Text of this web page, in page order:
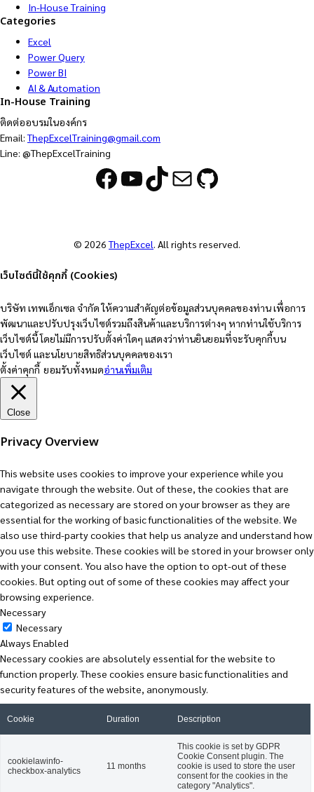
In-House Training
Categories
Excel
Power Query
Power BI
AI & Automation
In-House Training
ติดต่ออบรมในองค์กร
Email:ThepExcelTraining@gmail.com
Line: @ThepExcelTraining
Facebook YouTube TikTok Mail GitHub
© 2026ThepExcel. All rights reserved.
เว็บไซต์นี้ใช้คุกกี้ (Cookies)
บริษัท เทพเอ็กเซล จำกัด ให้ความสำคัญต่อข้อมูลส่วนบุคคลของท่าน เพื่อการ
พัฒนาและปรับปรุงเว็บไซต์รวมถึงสินค้าและบริการต่างๆ หากท่านใช้บริการ
เว็บไซต์นี้ โดยไม่มีการปรับตั้งค่าใดๆ แสดงว่าท่านยินยอมที่จะรับคุกกี้บน
เว็บไซต์ และนโยบายสิทธิส่วนบุคคลของเรา
ตั้งค่าคุกกี้ ยอมรับทั้งหมดอ่านเพิ่มเติม
Close
Privacy Overview
This website uses cookies to improve your experience while you
navigate through the website. Out of these, the cookies that are
categorized as necessary are stored on your browser as they are
essential for the working of basic functionalities of the website. We
also use third-party cookies that help us analyze and understand how
you use this website. These cookies will be stored in your browser only
with your consent. You also have the option to opt-out of these
cookies. But opting out of some of these cookies may affect your
browsing experience.
Necessary
Necessary
Always Enabled
Necessary cookies are absolutely essential for the website to
function properly. These cookies ensure basic functionalities and
security features of the website, anonymously.
Cookie Duration Description
cookielawinfo-
checkbox-analytics
11 months
This cookie is set by GDPR
Cookie Consent plugin. The
cookie is used to store the user
consent for the cookies in the
category "Analytics".